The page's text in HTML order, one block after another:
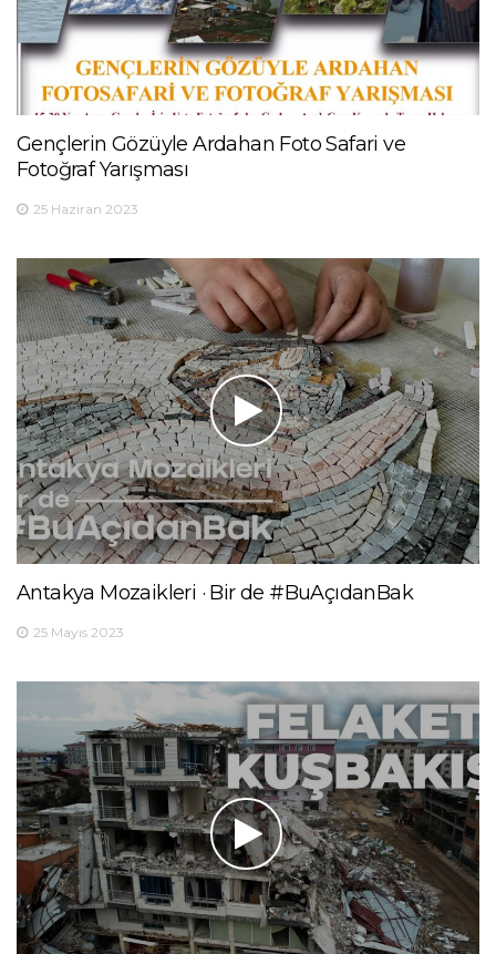
Gençlerin Gözüyle Ardahan Foto Safari ve
Fotoğraf Yarışması
25 Haziran 2023
Antakya Mozaikleri · Bir de #BuAçıdanBak
25 Mayıs 2023